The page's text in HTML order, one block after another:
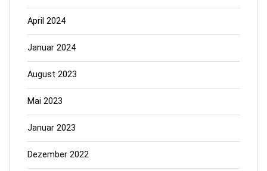
April 2024
Januar 2024
August 2023
Mai 2023
Januar 2023
Dezember 2022